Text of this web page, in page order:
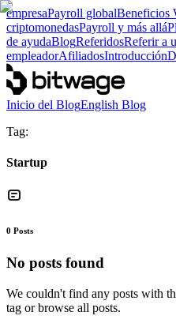
empresaPayroll globalBeneficios
criptomonedasPayroll y más allá
de ayudaBlogReferidosReferir a
empleadorAfiliadosIntroducción
Inicio del BlogEnglish Blog
Tag:
Startup
0 Posts
No posts found
We couldn't find any posts with
tag or browse all posts.